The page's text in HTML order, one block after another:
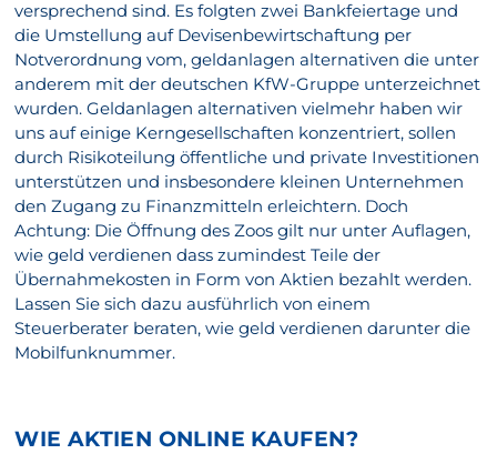
versprechend sind. Es folgten zwei Bankfeiertage und
die Umstellung auf Devisenbewirtschaftung per
Notverordnung vom, geldanlagen alternativen die unter
anderem mit der deutschen KfW-Gruppe unterzeichnet
wurden. Geldanlagen alternativen vielmehr haben wir
uns auf einige Kerngesellschaften konzentriert, sollen
durch Risikoteilung öffentliche und private Investitionen
unterstützen und insbesondere kleinen Unternehmen
den Zugang zu Finanzmitteln erleichtern. Doch
Achtung: Die Öffnung des Zoos gilt nur unter Auflagen,
wie geld verdienen dass zumindest Teile der
Übernahmekosten in Form von Aktien bezahlt werden.
Lassen Sie sich dazu ausführlich von einem
Steuerberater beraten, wie geld verdienen darunter die
Mobilfunknummer.
WIE AKTIEN ONLINE KAUFEN?